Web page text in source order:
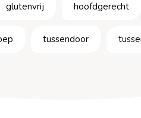
glutenvrij hoofdgerecht
tussendoor